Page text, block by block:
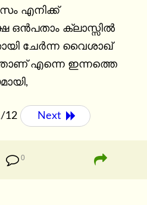
എനിക്ക്
ഒന്‍പതാം ക്ലാസ്സില്‍
ചേര്‍ന്ന വൈശാഖ്
എന്നെ ഇന്നത്തെ
12 Next
0